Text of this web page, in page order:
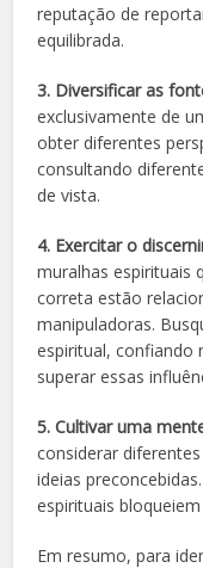
reputação de
equilibrada.
3. Diversificar as
exclusivamente de
obter diferentes
consultando
de vista.
4. Exercitar o
muralhas espirituais
correta estão
manipuladoras.
espiritual, confiando
superar essas
5. Cultivar uma
considerar
ideias
espirituais
Em resumo, para